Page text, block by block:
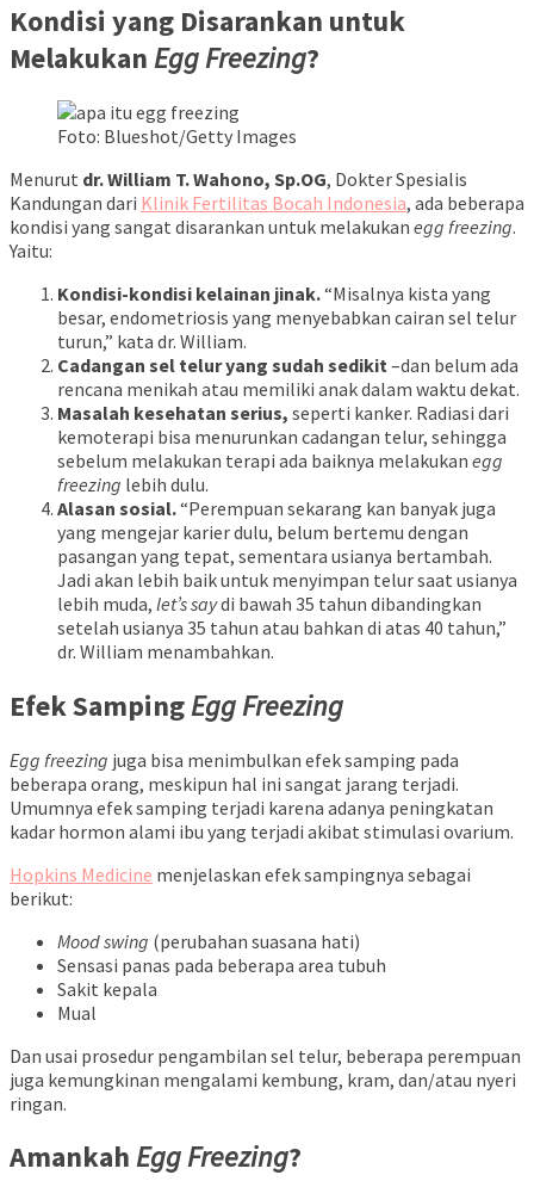
Kondisi yang Disarankan untuk
MelakukanEgg Freezing?
Foto: Blueshot/Getty Images
Menurut dr. William T. Wahono, Sp.OG, Dokter Spesialis
Kandungan dari Klinik Fertilitas Bocah Indonesia, ada beberapa
kondisi yang sangat disarankan untuk melakukan egg freezing.
Yaitu:
Kondisi-kondisi kelainan jinak.“Misalnya kista yang
besar, endometriosis yang menyebabkan cairan sel telur
turun,” kata dr. William.
Cadangan sel telur yang sudah sedikit –dan belum ada
rencana menikah atau memiliki anak dalam waktu dekat.
Masalah kesehatan serius, seperti kanker. Radiasi dari
kemoterapi bisa menurunkan cadangan telur, sehingga
sebelum melakukan terapi ada baiknya melakukan egg
freezing lebih dulu.
Alasan sosial.“Perempuan sekarang kan banyak juga
yang mengejar karier dulu, belum bertemu dengan
pasangan yang tepat, sementara usianya bertambah.
Jadi akan lebih baik untuk menyimpan telur saat usianya
lebih muda, let’s saydi bawah 35 tahun dibandingkan
setelah usianya 35 tahun atau bahkan di atas 40 tahun,”
dr. William menambahkan.
Efek SampingEgg Freezing
Egg freezing juga bisa menimbulkan efek samping pada
beberapa orang, meskipun hal ini sangat jarang terjadi.
Umumnya efek samping terjadi karena adanya peningkatan
kadar hormon alami ibu yang terjadi akibat stimulasi ovarium.
Hopkins Medicine menjelaskan efek sampingnya sebagai
berikut:
Mood swing (perubahan suasana hati)
Sensasi panas pada beberapa area tubuh
Sakit kepala
Mual
Dan usai prosedur pengambilan sel telur, beberapa perempuan
juga kemungkinan mengalami kembung, kram, dan/atau nyeri
ringan.
AmankahEgg Freezing?